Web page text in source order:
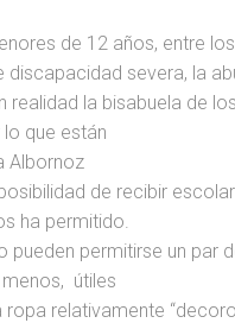
de 12 años, entre los
discapacidad severa, la
realidad la bisabuela de
lo que están
Albornoz
de recibir
ha permitido.
pueden permitirse un par
útiles
relativamente